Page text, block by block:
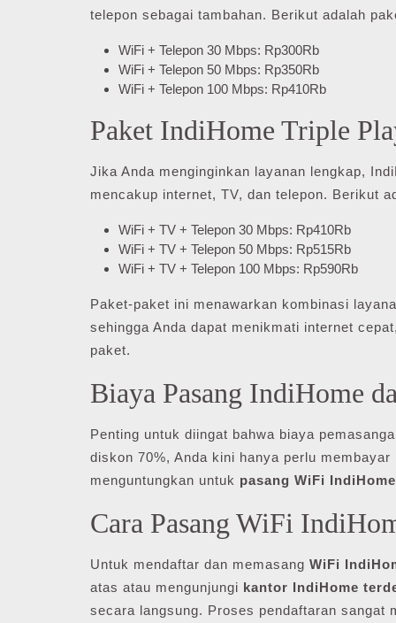
telepon sebagai tambahan. Berikut adalah
WiFi + Telepon 30 Mbps: Rp300Rb
WiFi + Telepon 50 Mbps: Rp350Rb
WiFi + Telepon 100 Mbps: Rp410Rb
Paket IndiHome Triple
Jika Anda menginginkan layanan lengkap,
mencakup internet, TV, dan telepon. Berikut
WiFi + TV + Telepon 30 Mbps: Rp410Rb
WiFi + TV + Telepon 50 Mbps: Rp515Rb
WiFi + TV + Telepon 100 Mbps: Rp590Rb
Paket-paket ini menawarkan kombinasi
sehingga Anda dapat menikmati internet
paket.
Biaya Pasang IndiHome
Penting untuk diingat bahwa biaya
diskon 70%, Anda kini hanya perlu
menguntungkan untuk pasang WiFi IndiHome
Cara Pasang WiFi
Untuk mendaftar dan memasang WiFi
atas atau mengunjungi kantor IndiHome
secara langsung. Proses pendaftaran sangat